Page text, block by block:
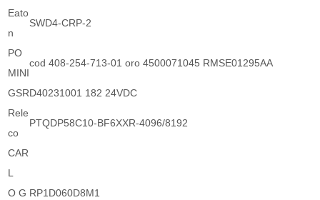
Eato
n
SWD4-CRP-2
PO
MINI
cod 408-254-713-01 oro 4500071045 RMSE01295AA
GSRD40231001 182 24VDC
Rele
co
PTQDP58C10-BF6XXR-4096/8192
CAR
L
O G RP1D060D8M1